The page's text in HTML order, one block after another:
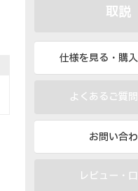
取説
仕様を見る・購
よくあるご質
お問い合
レビュー・